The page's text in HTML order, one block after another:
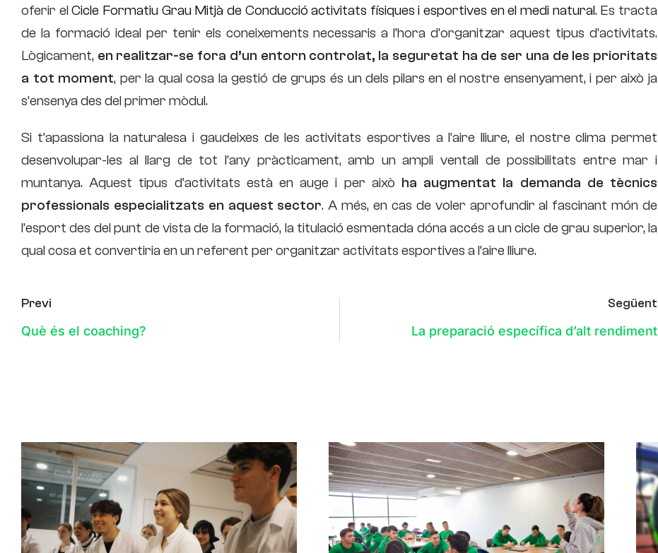
oferir elCicle Formatiu Grau Mitjà de Conducció activitats físiques i esportives en el medi natural. Es tracta
de la formació ideal per tenir els coneixements necessaris a l’hora d’organitzar aquest tipus d’activitats.
Lògicament, en realitzar-se fora d’un entorn controlat, la seguretat ha de ser una de les prioritats
a tot moment, per la qual cosa la gestió de grups és un dels pilars en el nostre ensenyament, i per això ja
s’ensenya des del primer mòdul.
Si t’apassiona la naturalesa i gaudeixes de les activitats esportives a l’aire lliure, el nostre clima permet
desenvolupar-les al llarg de tot l’any pràcticament, amb un ampli ventall de possibilitats entre mar i
muntanya. Aquest tipus d’activitats està en auge i per això ha augmentat la demanda de tècnics
professionals especialitzats en aquest sector. A més, en cas de voler aprofundir al fascinant món de
l’esport des del punt de vista de la formació, la titulació esmentada dóna accés a un cicle de grau superior, la
qual cosa et convertiria en un referent per organitzar activitats esportives a l’aire lliure.
Previ
Què és el coaching?
Següent
La preparació específica d’alt rendiment